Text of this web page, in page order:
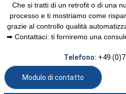
Che si tratti di un retrofit o di una
processo e ti mostriamo come
grazie al controllo qualità
➡ Contattaci: ti forniremo una
Telefono: +49
Modulo di contatto